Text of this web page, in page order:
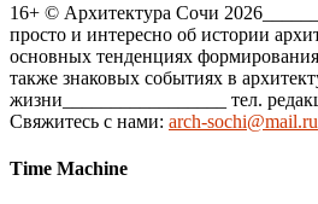
16+ © Архитектура Сочи
просто и интересно об истории
основных тенденциях
также знаковых событиях в
жизни_________________ тел.
Свяжитесь с нами: arch-sochi@mail.ru
Time Machine